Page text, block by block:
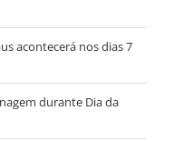
acontecerá nos dias 7
durante Dia da